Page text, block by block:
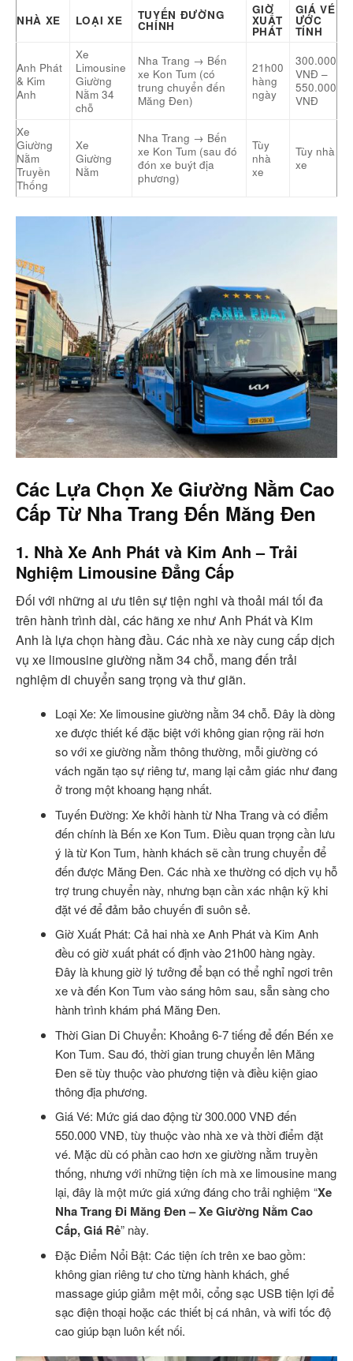
NHÀ XE LOẠI XE TUYẾN ĐƯỜNG
CHÍNH
GIỜ
XUẤT
PHÁT
GIÁ VÉ
ƯỚC
TÍNH
Anh Phát
& Kim
Anh
Xe
Limousine
Giường
Nằm 34
chỗ
Nha Trang → Bến
xe Kon Tum (có
trung chuyển đến
Măng Đen)
21h00
hàng
ngày
300.000
VNĐ –
550.000
VNĐ
Xe
Giường
Nằm
Truyền
Thống
Xe
Giường
Nằm
Nha Trang → Bến
xe Kon Tum (sau đó
đón xe buýt địa
phương)
Tùy
nhà
xe
Tùy nhà
xe
Các Lựa Chọn Xe Giường Nằm Cao
Cấp Từ Nha Trang Đến Măng Đen
1. Nhà Xe Anh Phát và Kim Anh – Trải
Nghiệm Limousine Đẳng Cấp
Đối với những ai ưu tiên sự tiện nghi và thoải mái tối đa
trên hành trình dài, các hãng xe như Anh Phát và Kim
Anh là lựa chọn hàng đầu. Các nhà xe này cung cấp dịch
vụ xe limousine giường nằm 34 chỗ, mang đến trải
nghiệm di chuyển sang trọng và thư giãn.
Loại Xe: Xe limousine giường nằm 34 chỗ. Đây là dòng
xe được thiết kế đặc biệt với không gian rộng rãi hơn
so với xe giường nằm thông thường, mỗi giường có
vách ngăn tạo sự riêng tư, mang lại cảm giác như đang
ở trong một khoang hạng nhất.
Tuyến Đường: Xe khởi hành từ Nha Trang và có điểm
đến chính là Bến xe Kon Tum. Điều quan trọng cần lưu
ý là từ Kon Tum, hành khách sẽ cần trung chuyển để
đến được Măng Đen. Các nhà xe thường có dịch vụ hỗ
trợ trung chuyển này, nhưng bạn cần xác nhận kỹ khi
đặt vé để đảm bảo chuyến đi suôn sẻ.
Giờ Xuất Phát: Cả hai nhà xe Anh Phát và Kim Anh
đều có giờ xuất phát cố định vào 21h00 hàng ngày.
Đây là khung giờ lý tưởng để bạn có thể nghỉ ngơi trên
xe và đến Kon Tum vào sáng hôm sau, sẵn sàng cho
hành trình khám phá Măng Đen.
Thời Gian Di Chuyển: Khoảng 6-7 tiếng để đến Bến xe
Kon Tum. Sau đó, thời gian trung chuyển lên Măng
Đen sẽ tùy thuộc vào phương tiện và điều kiện giao
thông địa phương.
Giá Vé: Mức giá dao động từ 300.000 VNĐ đến
550.000 VNĐ, tùy thuộc vào nhà xe và thời điểm đặt
vé. Mặc dù có phần cao hơn xe giường nằm truyền
thống, nhưng với những tiện ích mà xe limousine mang
lại, đây là một mức giá xứng đáng cho trải nghiệm “Xe
Nha Trang Đi Măng Đen – Xe Giường Nằm Cao
Cấp, Giá Rẻ” này.
Đặc Điểm Nổi Bật: Các tiện ích trên xe bao gồm:
không gian riêng tư cho từng hành khách, ghế
massage giúp giảm mệt mỏi, cổng sạc USB tiện lợi để
sạc điện thoại hoặc các thiết bị cá nhân, và wifi tốc độ
cao giúp bạn luôn kết nối.